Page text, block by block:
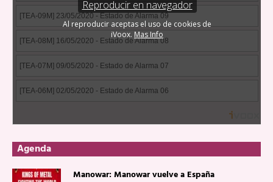
Agenda
Manowar: Manowar vuelve a España